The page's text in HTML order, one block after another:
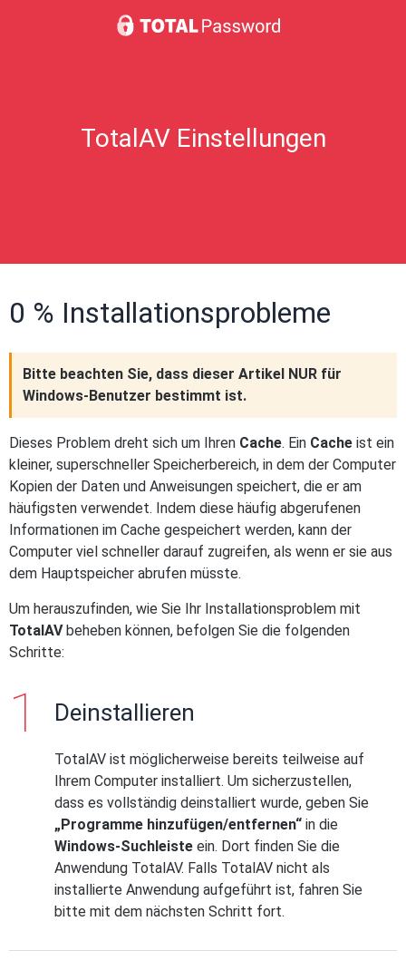
TotalAV Einstellungen
0 % Installationsprobleme
Bitte beachten Sie, dass dieser Artikel NUR für
Windows-Benutzer bestimmt ist.
Dieses Problem dreht sich um Ihren Cache. Ein Cache ist ein
kleiner, superschneller Speicherbereich, in dem der Computer
Kopien der Daten und Anweisungen speichert, die er am
häufigsten verwendet. Indem diese häufig abgerufenen
Informationen im Cache gespeichert werden, kann der
Computer viel schneller darauf zugreifen, als wenn er sie aus
dem Hauptspeicher abrufen müsste.
Um herauszufinden, wie Sie Ihr Installationsproblem mit
TotalAVbeheben können, befolgen Sie die folgenden
Schritte:
Deinstallieren
TotalAV ist möglicherweise bereits teilweise auf
Ihrem Computer installiert. Um sicherzustellen,
dass es vollständig deinstalliert wurde, geben Sie
„Programme hinzufügen/entfernen“ in die
Windows-Suchleiste ein. Dort finden Sie die
Anwendung TotalAV. Falls TotalAV nicht als
installierte Anwendung aufgeführt ist, fahren Sie
bitte mit dem nächsten Schritt fort.